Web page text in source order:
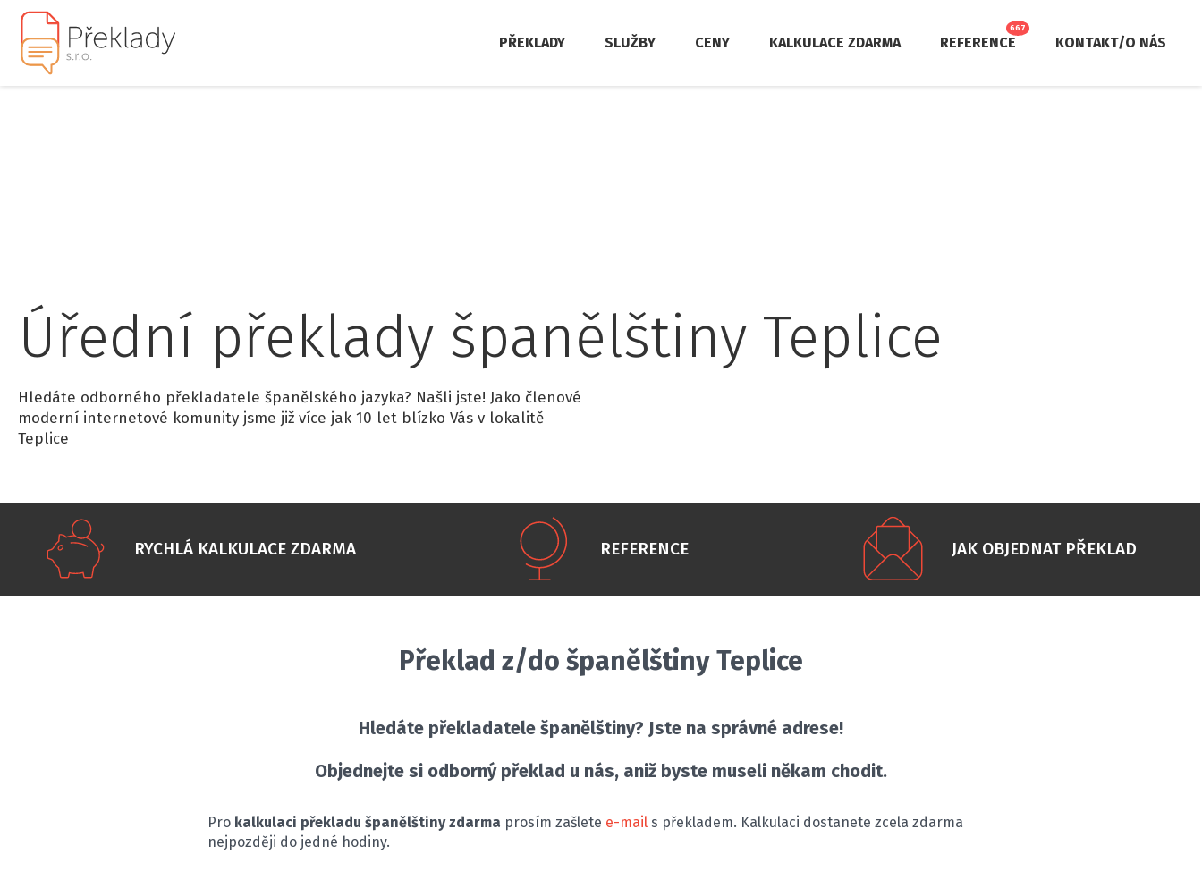
PŘEKLADY SLUŽBY CENY KALKULACE ZDARMA REFERENCE
667
KONTAKT/O NÁS
Úřední překlady španělštiny Teplice
Hledáte odborného překladatele španělského jazyka? Našli jste! Jako členové
moderní internetové komunity jsme již více jak 10 let blízko Vás v lokalitě
Teplice
RYCHLÁ KALKULACE ZDARMA REFERENCE JAK OBJEDNAT PŘEKLAD
Překlad z/do španělštiny Teplice
Hledáte překladatele španělštiny? Jste na správné adrese!
Objednejte si odborný překlad u nás, aniž byste museli někam chodit.
Pro kalkulaci překladu španělštiny zdarma prosím zašlete e-mail s překladem. Kalkulaci dostanete zcela zdarma
nejpozději do jedné hodiny.